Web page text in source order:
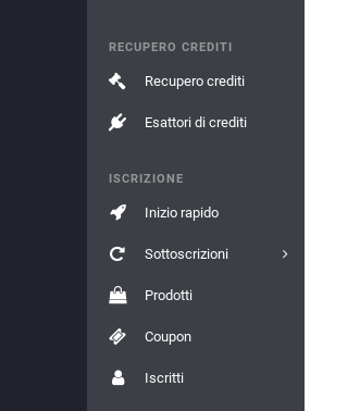
RECUPERO CREDITI
Recupero crediti
Esattori di crediti
ISCRIZIONE
Inizio rapido
Sottoscrizioni
Prodotti
Coupon
Iscritti